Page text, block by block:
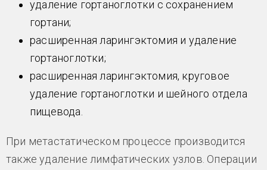
удаление гортаноглотки с сохранением
гортани;
расширенная ларингэктомия и удаление
гортаноглотки;
расширенная ларингэктомия, круговое
удаление гортаноглотки и шейного отдела
пищевода.
При метастатическом процессе производится
также удаление лимфатических узлов. Операции